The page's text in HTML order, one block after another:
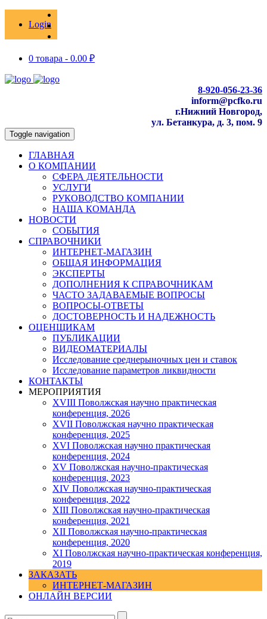
Login
0 товара - 0.00 ₽
8-920-056-23-36
inform@pcfko.ru
г.Нижний Новгород,
ул. Бетанкура, д. 3, пом. 9
Toggle navigation
ГЛАВНАЯ
О КОМПАНИИ
СФЕРА ДЕЯТЕЛЬНОСТИ
УСЛУГИ
РУКОВОДСТВО КОМПАНИИ
НАША КОМАНДА
НОВОСТИ
СОБЫТИЯ
СПРАВОЧНИКИ
ИНТЕРНЕТ-МАГАЗИН
ОБЩАЯ ИНФОРМАЦИЯ
ЭКСПЕРТЫ
ДОПОЛНЕНИЯ К СПРАВОЧНИКАМ
ЧАСТО ЗАДАВАЕМЫЕ ВОПРОСЫ
ВОПРОСЫ-ОТВЕТЫ
ДОСТОВЕРНОСТЬ И НАДЕЖНОСТЬ
ОЦЕНЩИКАМ
ПУБЛИКАЦИИ
ВИДЕОМАТЕРИАЛЫ
Исследование среднерыночных цен и ставок
Исследование параметров ликвидности
КОНТАКТЫ
МЕРОПРИЯТИЯ
XVIII Поволжская научно практическая
конференция, 2026
XVII Поволжская научно практическая
конференция, 2025
XVI Поволжская научно практическая
конференция, 2024
ХV Поволжская научно-практическая
конференция, 2023
ХIV Поволжская научно-практическая
конференция, 2022
ХIII Поволжская научно-практическая
конференция, 2021
ХII Поволжская научно-практическая
конференция, 2020
XI Поволжская научно-практическая конференция,
2019
ЗАКАЗАТЬ
ИНТЕРНЕТ-МАГАЗИН
ОНЛАЙН ВЕРСИИ